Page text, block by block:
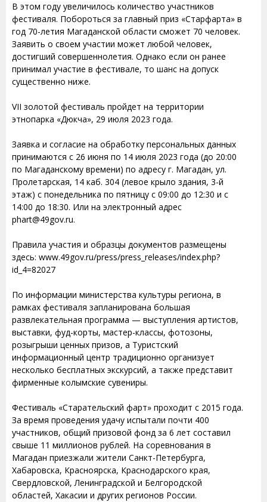
В этом году увеличилось количество участников
фестиваля. Побороться за главный приз «Старфарта» в
год 70-летия Магаданской области сможет 70 человек.
Заявить о своем участии может любой человек,
достигший совершеннолетия. Однако если он ранее
принимал участие в фестивале, то шанс на допуск
существенно ниже.
VII золотой фестиваль пройдет на территории
этнопарка «Дюкча», 29 июля 2023 года.
Заявка и согласие на обработку персональных данных
принимаются с 26 июня по 14 июля 2023 года (до 20:00
по Магаданскому времени) по адресу г. Магадан, ул.
Пролетарская, 14 каб. 304 (левое крыло здания, 3-й
этаж) с понедельника по пятницу с 09:00 до 12:30 и с
14:00 до 18:30. Или на электронный адрес
phart@49gov.ru.
Правила участия и образцы документов размещены
здесь: www.49gov.ru/press/press_releases/index.php?
id_4=82027
По информации министерства культуры региона, в
рамках фестиваля запланирована большая
развлекательная программа — выступления артистов,
выставки, фуд-корты, мастер-классы, фотозоны,
розыгрыши ценных призов, а Туристский
информационный центр традиционно организует
несколько бесплатных экскурсий, а также представит
фирменные колымские сувениры.
Фестиваль «Старательский фарт» проходит с 2015 года.
За время проведения удачу испытали почти 400
участников, общий призовой фонд за 6 лет составил
свыше 11 миллионов рублей. На соревнования в
Магадан приезжали жители Санкт-Петербурга,
Хабаровска, Красноярска, Краснодарского края,
Свердловской, Ленинградской и Белгородской
областей, Хакасии и других регионов России.